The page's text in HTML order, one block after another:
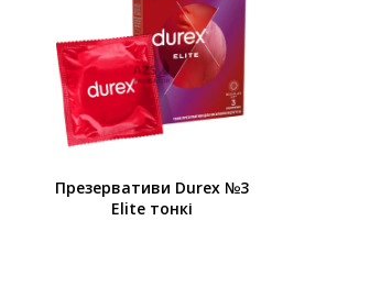
Презервативи Durex №3
Elite тонкі